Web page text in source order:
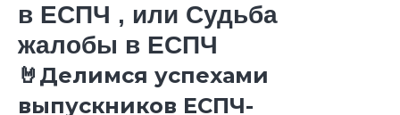
в ЕСПЧ , или Судьба
жалобы в ЕСПЧ
🤘Делимся успехами
выпускников ЕСПЧ-